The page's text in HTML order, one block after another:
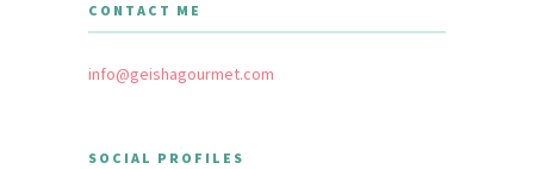
CONTACT ME
info@geishagourmet.com
SOCIAL PROFILES